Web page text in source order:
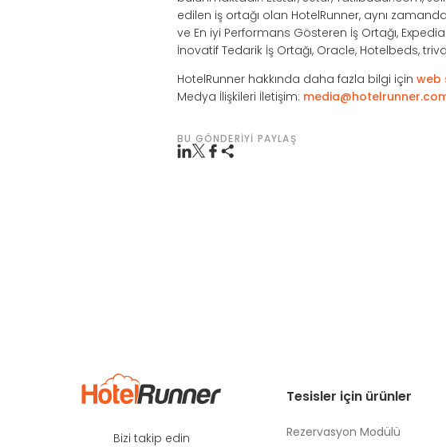
edilen iş ortağı olan HotelRunner, aynı
ve En iyi Performans Gösteren İş Ortağı,
İnovatif Tedarik İş Ortağı, Oracle, Hotelbeds,
HotelRunner hakkında daha fazla bilgi için web
Medya İlişkileri İletişim:
BU GÖNDERIYI PAYLAŞ
Bizi takip edin
Tesisler için ürünler
Rezervasyon Modülü